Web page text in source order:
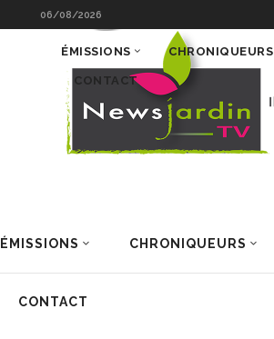
06/08/2026
ÉMISSIONS CHRONIQUEURS
CONTACT
ÉMISSIONS CHRONIQUEURS
CONTACT